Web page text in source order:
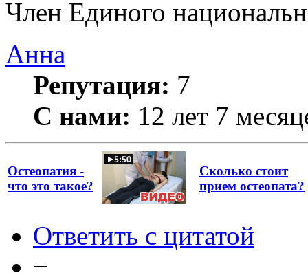
Член Единого
Анна
Репутация: 7
С нами: 12 лет 7
Остеопатия -
что это такое?
Сколько стоит
прием остеопата?
Ответить с цитатой
−